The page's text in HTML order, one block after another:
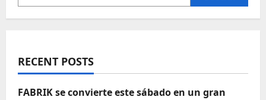
RECENT POSTS
FABRIK se convierte este sábado en un gran